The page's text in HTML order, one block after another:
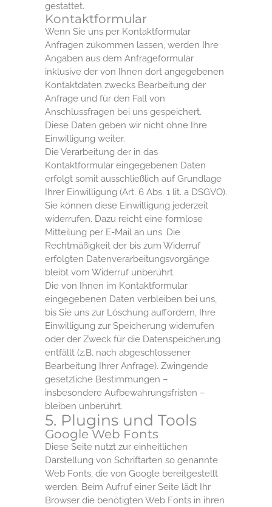
gestattet.
Kontaktformular
Wenn Sie uns per Kontaktformular
Anfragen zukommen lassen, werden Ihre
Angaben aus dem Anfrageformular
inklusive der von Ihnen dort angegebenen
Kontaktdaten zwecks Bearbeitung der
Anfrage und für den Fall von
Anschlussfragen bei uns gespeichert.
Diese Daten geben wir nicht ohne Ihre
Einwilligung weiter.
Die Verarbeitung der in das
Kontaktformular eingegebenen Daten
erfolgt somit ausschließlich auf Grundlage
Ihrer Einwilligung (Art. 6 Abs. 1 lit. a DSGVO).
Sie können diese Einwilligung jederzeit
widerrufen. Dazu reicht eine formlose
Mitteilung per E-Mail an uns. Die
Rechtmäßigkeit der bis zum Widerruf
erfolgten Datenverarbeitungsvorgänge
bleibt vom Widerruf unberührt.
Die von Ihnen im Kontaktformular
eingegebenen Daten verbleiben bei uns,
bis Sie uns zur Löschung auffordern, Ihre
Einwilligung zur Speicherung widerrufen
oder der Zweck für die Datenspeicherung
entfällt (z.B. nach abgeschlossener
Bearbeitung Ihrer Anfrage). Zwingende
gesetzliche Bestimmungen –
insbesondere Aufbewahrungsfristen –
bleiben unberührt.
5. Plugins und Tools
Google Web Fonts
Diese Seite nutzt zur einheitlichen
Darstellung von Schriftarten so genannte
Web Fonts, die von Google bereitgestellt
werden. Beim Aufruf einer Seite lädt Ihr
Browser die benötigten Web Fonts in ihren